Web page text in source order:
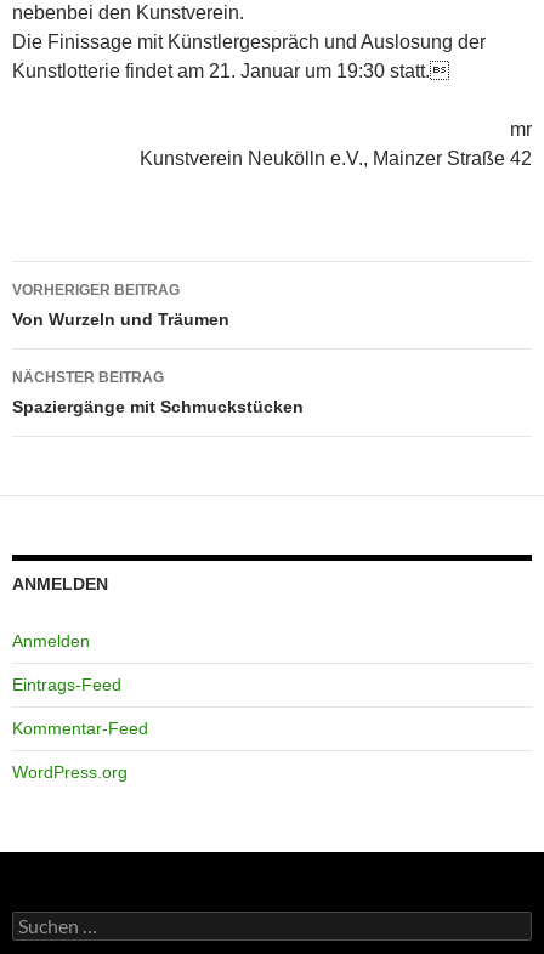
nebenbei den Kunstverein.
Die Finissage mit Künstlergespräch und Auslosung der
Kunstlotterie findet am 21. Januar um 19:30 statt.
mr
Kunstverein Neukölln e.V., Mainzer Straße 42
Beitragsnavigation
VORHERIGER BEITRAG
Von Wurzeln und Träumen
NÄCHSTER BEITRAG
Spaziergänge mit Schmuckstücken
ANMELDEN
Anmelden
Eintrags-Feed
Kommentar-Feed
WordPress.org
Suchen
nach: